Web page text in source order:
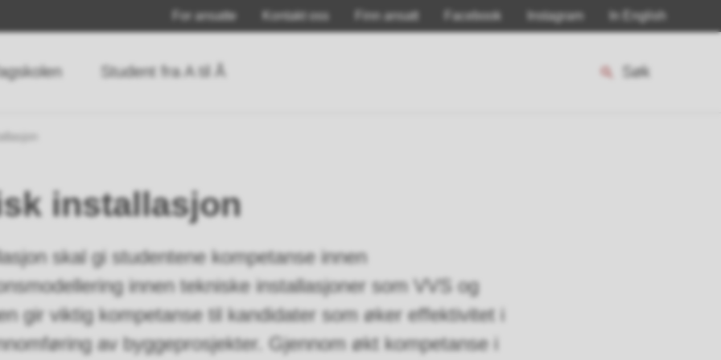
For ansatte Kontakt oss Finn ansatt Facebook Instagram In English
Student fra A til Å Søk
installasjon
skal gi studentene kompetanse innen
innen tekniske installasjoner som VVS og
gir viktig kompetanse til kandidater som øker effektivitet i
av byggeprosjekter. Gjennom økt kompetanse i